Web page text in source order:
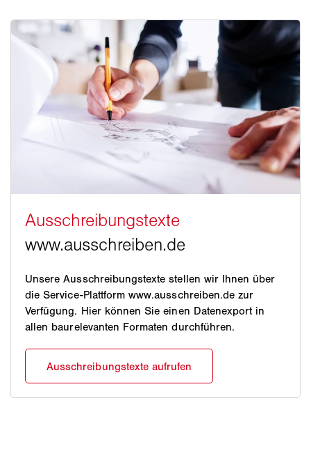
Unsere Ausschreibungstexte stellen wir Ihnen über
die Service-Plattform www.ausschreiben.de zur
Verfügung. Hier können Sie einen Datenexport in
allen baurelevanten Formaten durchführen.